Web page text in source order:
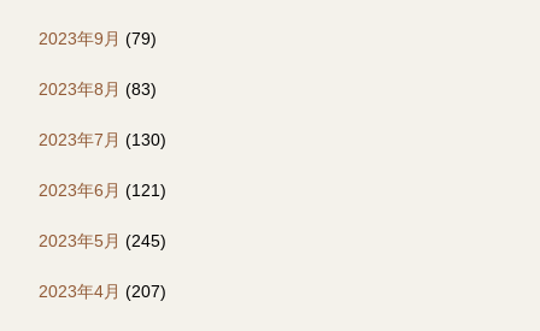
2023年9月 (79)
2023年8月 (83)
2023年7月 (130)
2023年6月 (121)
2023年5月 (245)
2023年4月 (207)